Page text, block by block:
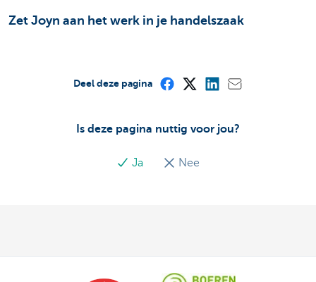
Zet Joyn aan het werk in je handelszaak
Is deze pagina nuttig voor jou?
Ja Nee
Deel deze pagina